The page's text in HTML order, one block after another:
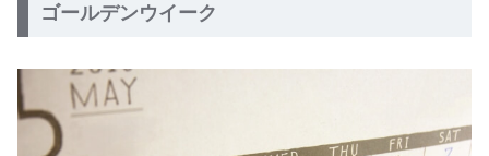
ゴールデンウイーク